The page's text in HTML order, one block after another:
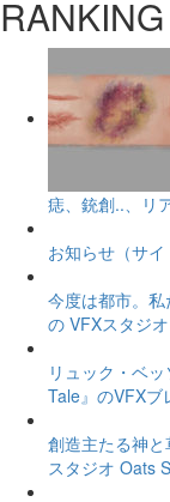
RANKING
痣、銃創..、リ
お知らせ（サイ
今度は都市。
の VFXスタジ
リュック・ベ
Tale』のVFXブ
創造主たる神
スタジオ Oats